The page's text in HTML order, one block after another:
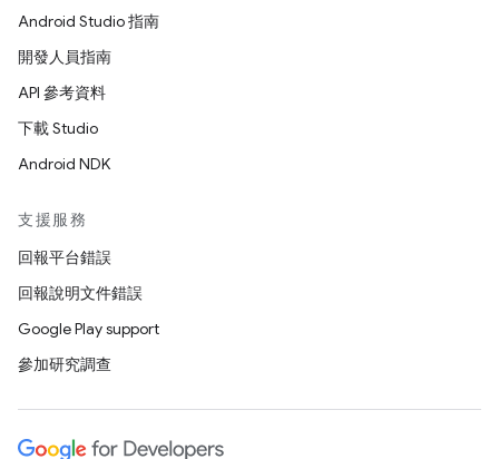
Android Studio 指南
開發人員指南
API 參考資料
下載 Studio
Android NDK
支援服務
回報平台錯誤
回報說明文件錯誤
Google Play support
參加研究調查